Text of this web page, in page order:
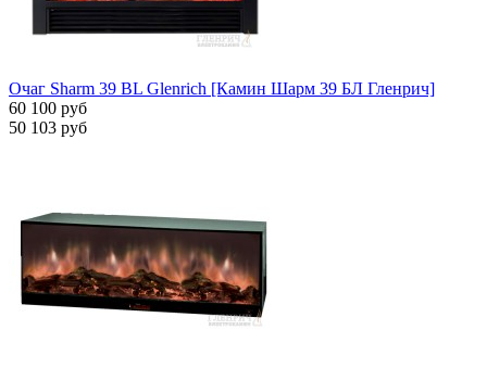
Очаг Sharm 39 BL Glenrich [Камин Шарм 39 БЛ Гленрич]
60 100 руб
50 103 руб